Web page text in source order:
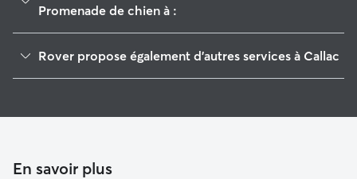
Promenade de chien à :
Guingamp
Tonquédec
Rover propose également d'autres services à Callac
Garderie pour chien à Callac
En savoir plus